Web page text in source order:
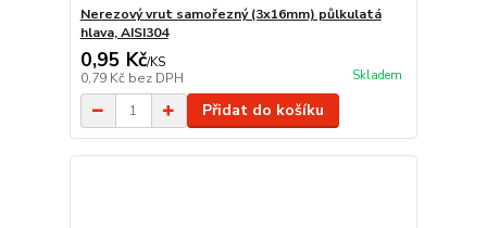
Nerezový vrut samořezný (3x16mm) půlkulatá
hlava, AISI304
0,95 Kč/KS
0,79 Kč bez DPH Skladem
Přidat do košíku